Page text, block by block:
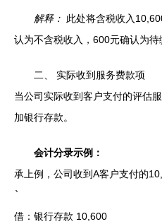
解释： 此处将含税收入
认为不含税收入，600元确认为待
二、 实际收到服务费款项
当公司实际收到客户支付的评估
加银行存款。
会计分录示例：
承上例，公司收到A客户支付的
`
借：银行存款 10,600